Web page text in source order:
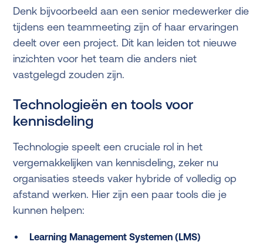
Denk bijvoorbeeld aan een senior medewerker die
tijdens een teammeeting zijn of haar ervaringen
deelt over een project. Dit kan leiden tot nieuwe
inzichten voor het team die anders niet
vastgelegd zouden zijn.
Technologieën en tools voor
kennisdeling
Technologie speelt een cruciale rol in het
vergemakkelijken van kennisdeling, zeker nu
organisaties steeds vaker hybride of volledig op
afstand werken. Hier zijn een paar tools die je
kunnen helpen:
Learning Management Systemen (LMS)